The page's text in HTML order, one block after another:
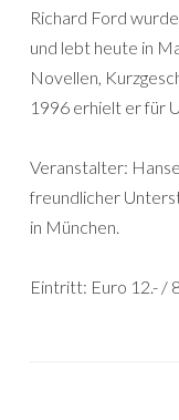
Richard Ford
und lebt heute in
Novellen,
1996 erhielt er für
Veranstalter:
freundlicher
in München.
Eintritt: Euro 12.- /